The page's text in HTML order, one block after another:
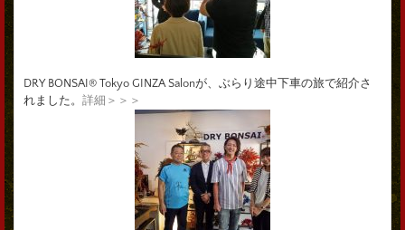
DRY BONSAI® Tokyo GINZA Salonが、ぶらり途中下車の旅で紹介さ
れました。 詳細＞＞＞